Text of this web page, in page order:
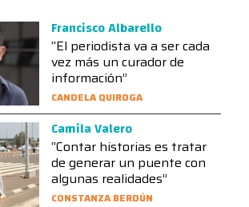
Francisco Albarello
“El periodista va a ser cada
vez más un curador de
información”
CANDELA QUIROGA
Camila Valero
“Contar historias es tratar
de generar un puente con
algunas realidades”
CONSTANZA BERDÚN